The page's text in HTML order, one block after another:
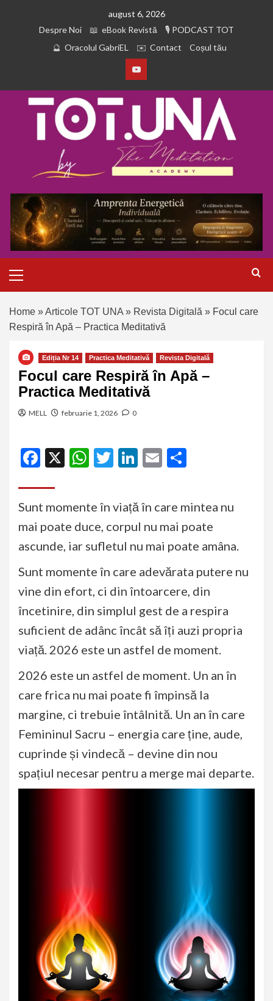
august 6, 2026
Despre Noi
eBook Revistă
PODCAST TOT
Oracolul GabriEL
Contact Coșul tău
Home »Articole TOT UNA » Revista Digitală » Focul care
Respiră în Apă – Practica Meditativă
Ediția Nr 14 Practica Meditativă Revista Digitală
Focul care Respiră în Apă –
Practica Meditativă
MELL februarie 1, 2026 0
Facebook
X WhatsApp
Twitter
LinkedIn
Email
Sunt momente în viață în care mintea nu
mai poate duce, corpul nu mai poate
ascunde, iar sufletul nu mai poate amâna.
Sunt momente în care adevărata putere nu
vine din efort, ci din întoarcere, din
încetinire, din simplul gest de a respira
suficient de adânc încât să îți auzi propria
viață. 2026 este un astfel de moment.
2026 este un astfel de moment. Un an în
care frica nu mai poate fi împinsă la
margine, ci trebuie întâlnită. Un an în care
Femininul Sacru – energia care ține, aude,
cuprinde și vindecă – devine din nou
spațiul necesar pentru a merge mai departe.